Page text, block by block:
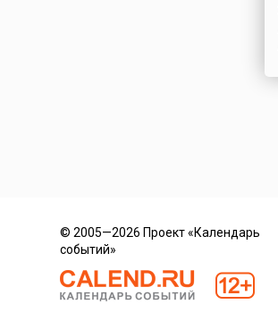
© 2005—2026 Проект «Календарь
событий»